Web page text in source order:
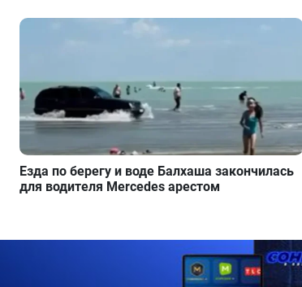
Езда по берегу и воде Балхаша закончилась
для водителя Mercedes арестом